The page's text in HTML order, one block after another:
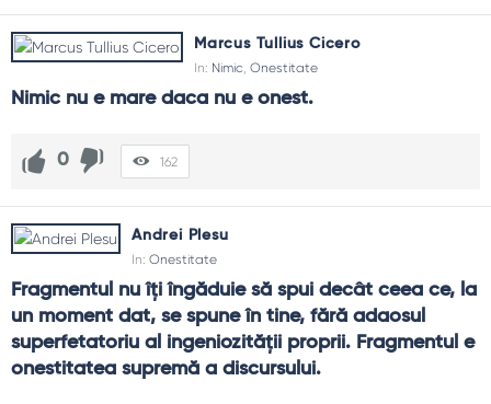
Marcus Tullius Cicero
In: Nimic Onestitate
Nimic nu e mare daca nu e onest.
0 162
Andrei Plesu
In: Onestitate
Fragmentul nu îţi îngăduie să spui decât ceea ce, la
un moment dat, se spune în tine, fără adaosul
superfetatoriu al ingeniozităţii proprii. Fragmentul e
onestitatea supremă a discursului.